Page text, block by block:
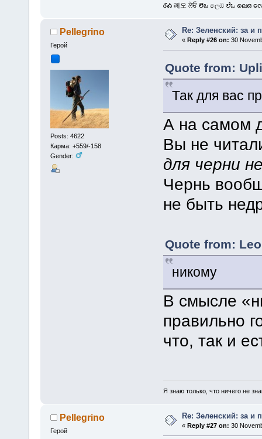
ᎴᎣ 레오 ਲੇਓ లెఒ ලෙඔ ಲೆಒ ലെഒ လ
Pellegrino
Герой
Posts: 4622
Карма: +559/-158
Gender:
Re: Зеленский: за и
«Reply #26 on: 30
Quote from:
Так для вас
А на самом
Вы не
для черни
Чернь
не быть
Quote from:
никому
В смысле
правильно
что, так и
Я знаю только, что ничего не
Pellegrino
Герой
Re: Зеленский: за и
«Reply #27 on: 30